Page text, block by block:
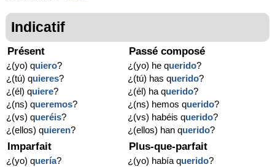
Indicatif
Présent
¿(yo) quiero?
¿(tú) quieres?
¿(él) quiere?
¿(ns) queremos?
¿(vs) queréis?
¿(ellos) quieren?
Passé composé
¿(yo) he querido?
¿(tú) has querido?
¿(él) ha querido?
¿(ns) hemos querido?
¿(vs) habéis querido?
¿(ellos) han querido?
Imparfait
¿(yo) quería?
Plus-que-parfait
¿(yo) había querido?